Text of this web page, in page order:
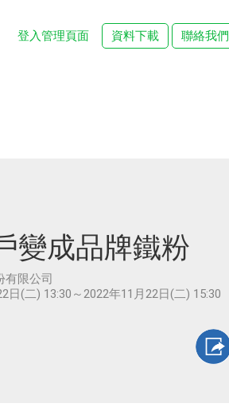
登入管理頁面 資料下載 聯絡我們
變成品牌鐵粉
有限公司
日(二) 13:30～2022年11月22日(二) 15:30